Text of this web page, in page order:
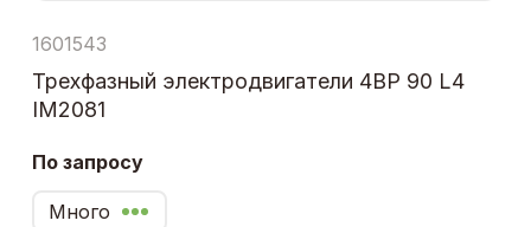
1601543
Трехфазный электродвигатели 4ВР 90 L4
IM2081
По запросу
Много